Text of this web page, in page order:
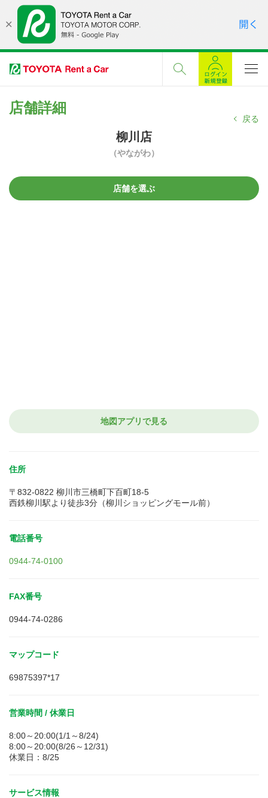
店舗詳細
戻る
柳川店
（やながわ）
店舗を選ぶ
地図アプリで見る
住所
〒832-0822 柳川市三橋町下百町18-5
西鉄柳川駅より徒歩3分（柳川ショッピングモール前）
電話番号
0944-74-0100
FAX番号
0944-74-0286
マップコード
69875397*17
営業時間 / 休業日
8:00～20:00(1/1～8/24)
8:00～20:00(8/26～12/31)
休業日：8/25
サービス情報